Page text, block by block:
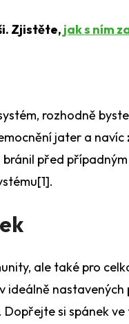
Zjistěte, jak s ním
rozhodně
jater a navíc
před
[1].
ale také pro
ideálně
si spánek